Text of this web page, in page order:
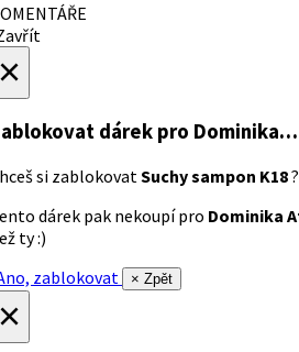
dárek pro Dominika…
si zablokovatSuchy sampon K18?
dárek pak nekoupí pro Dominika
ty :)
zablokovat
× Zpět